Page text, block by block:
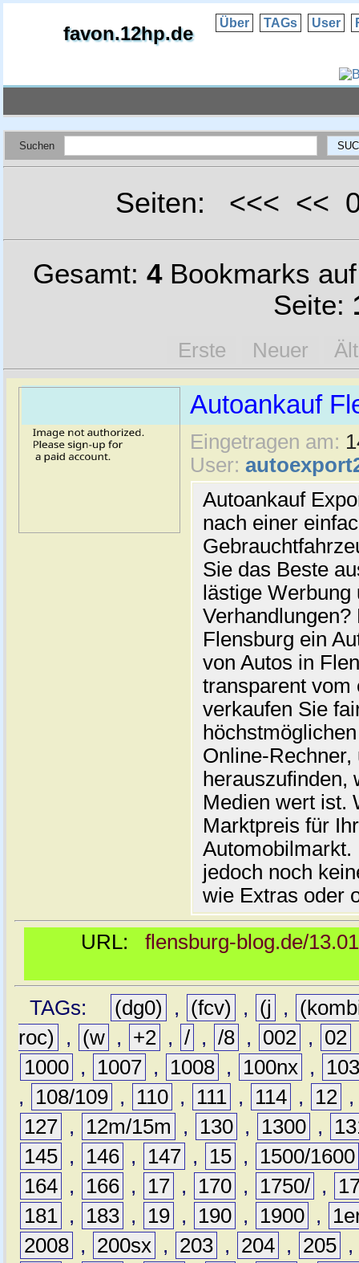
favon.12hp.de Über TAGs User
Suchen
Seiten: <<< <<
Gesamt: 4Bookmarks
Seite:
Erste Neuer
Autoankauf
Eingetragen am:
User:
Autoankauf
nach einer
Sie das Beste
lästige
Flensburg ein
von Autos in
transparent vom
verkaufen Sie
Online-
herauszufinden,
Medien wert ist.
Marktpreis für
jedoch noch
wie Extras oder
URL: flensburg-blog.de/
TAGs: (dg0) , (fcv) , (j ,
roc)
, (w , +2 , / , /8 , 002 , 02
1000 , 1007 , 1008 , 100nx ,
,
108/109 , 110 , 111 , 114 , 12
127 , 12m/15m , 130 , 1300 ,
145 , 146 , 147 , 15 ,
1500/1600
164 , 166 , 17 , 170 , 1750/ ,
181 , 183 , 19 , 190 , 1900 ,
2008 , 200sx , 203 , 204 , 205 ,